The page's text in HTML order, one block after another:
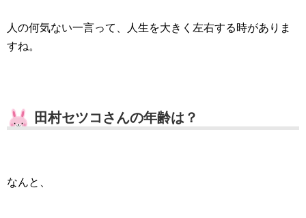
人の何気ない一言って、人生を大きく左右する時がありま
すね。
田村セツコさんの年齢は？
なんと、